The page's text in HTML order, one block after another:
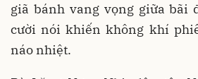
giã bánh vang vọng giữa bãi
cười nói khiến không khí
náo nhiệt.